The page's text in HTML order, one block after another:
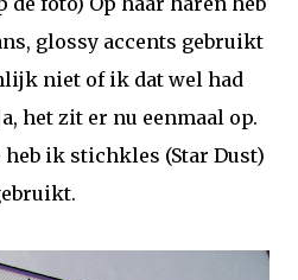
glossy accents gebruikt
niet of ik dat wel had
het zit er nu eenmaal op.
ik stichkles (Star Dust)